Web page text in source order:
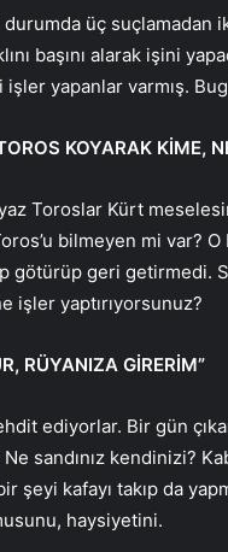
üç suçlamadan
başını alarak işini
yapanlar varmış.
KOYARAK KİME,
Toroslar Kürt
bilmeyen mi var?
götürüp geri getirmedi.
işler yaptırıyorsunuz?
RÜYANIZA GİRERİM”
ediyorlar. Bir gün
sandınız kendinizi?
şeyi kafayı takıp da
haysiyetini.